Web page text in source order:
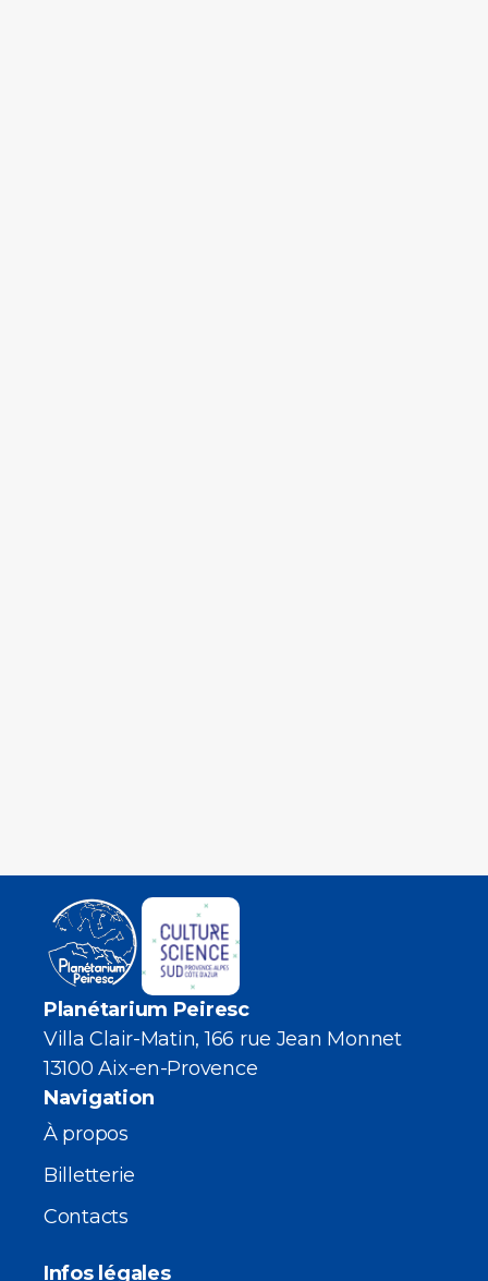
Planétarium Peiresc
Villa Clair-Matin, 166 rue Jean Monnet
13100 Aix-en-Provence
Navigation
À propos
Billetterie
Contacts
Infos légales